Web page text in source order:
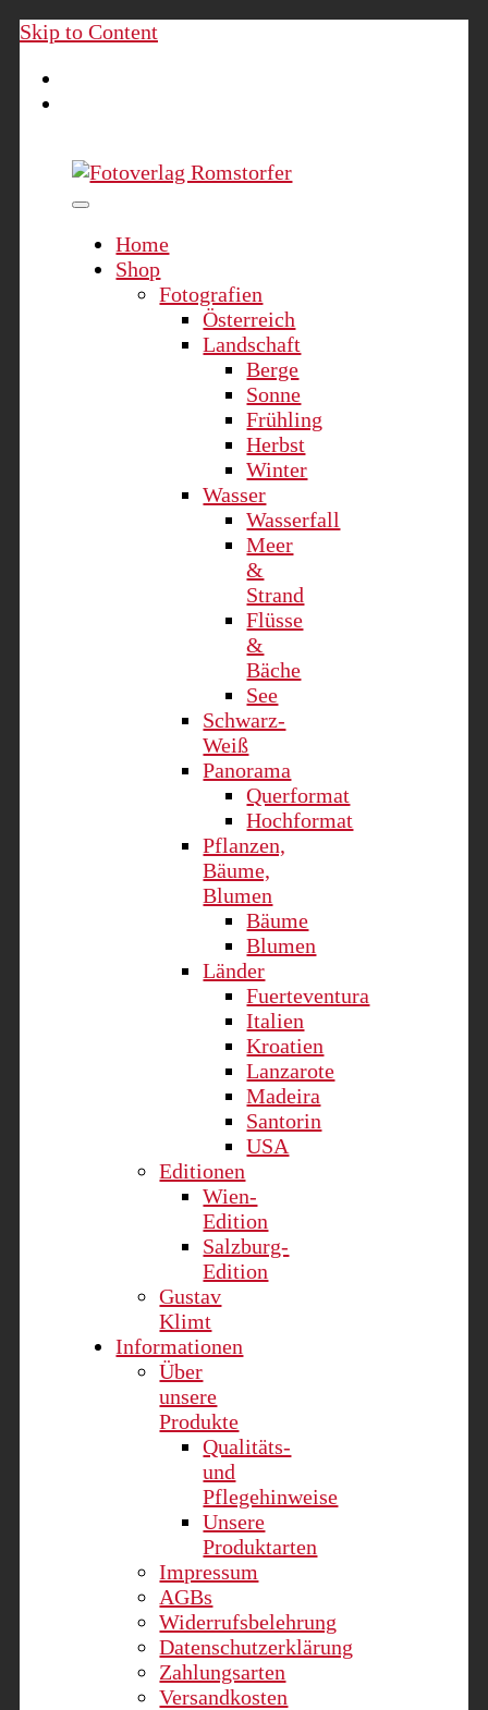
Skip to Content
Home
Shop
Fotografien
Österreich
Landschaft
Berge
Sonne
Frühling
Herbst
Winter
Wasser
Wasserfall
Meer
&
Strand
Flüsse
&
Bäche
See
Schwarz-
Weiß
Panorama
Querformat
Hochformat
Pflanzen,
Bäume,
Blumen
Bäume
Blumen
Länder
Fuerteventura
Italien
Kroatien
Lanzarote
Madeira
Santorin
USA
Editionen
Wien-
Edition
Salzburg-
Edition
Gustav
Klimt
Informationen
Über
unsere
Produkte
Qualitäts-
und
Pflegehinweise
Unsere
Produktarten
Impressum
AGBs
Widerrufsbelehrung
Datenschutzerklärung
Zahlungsarten
Versandkosten